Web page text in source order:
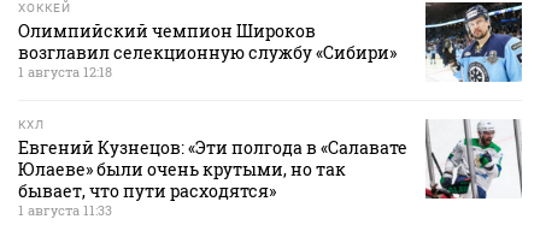
ХОККЕЙ
Олимпийский чемпион Широков
возглавил селекционную службу «Сибири»
1 августа 12:18
КХЛ
Евгений Кузнецов: «Эти полгода в «Салавате
Юлаеве» были очень крутыми, но так
бывает, что пути расходятся»
1 августа 11:33